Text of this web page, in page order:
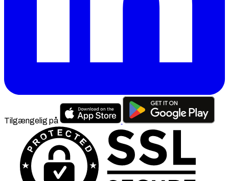
Tilgængelig på